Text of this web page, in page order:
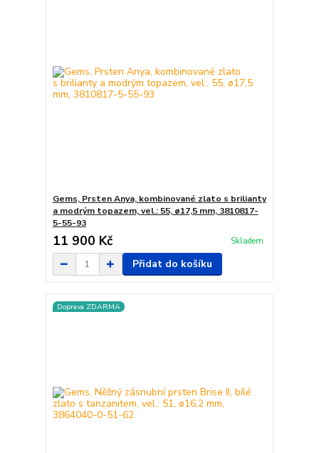
Gems, Prsten Anya, kombinované zlato s brilianty
a modrým topazem, vel.: 55, ø17,5 mm, 3810817-
5-55-93
11 900 Kč Skladem
Přidat do košíku
Doprava ZDARMA